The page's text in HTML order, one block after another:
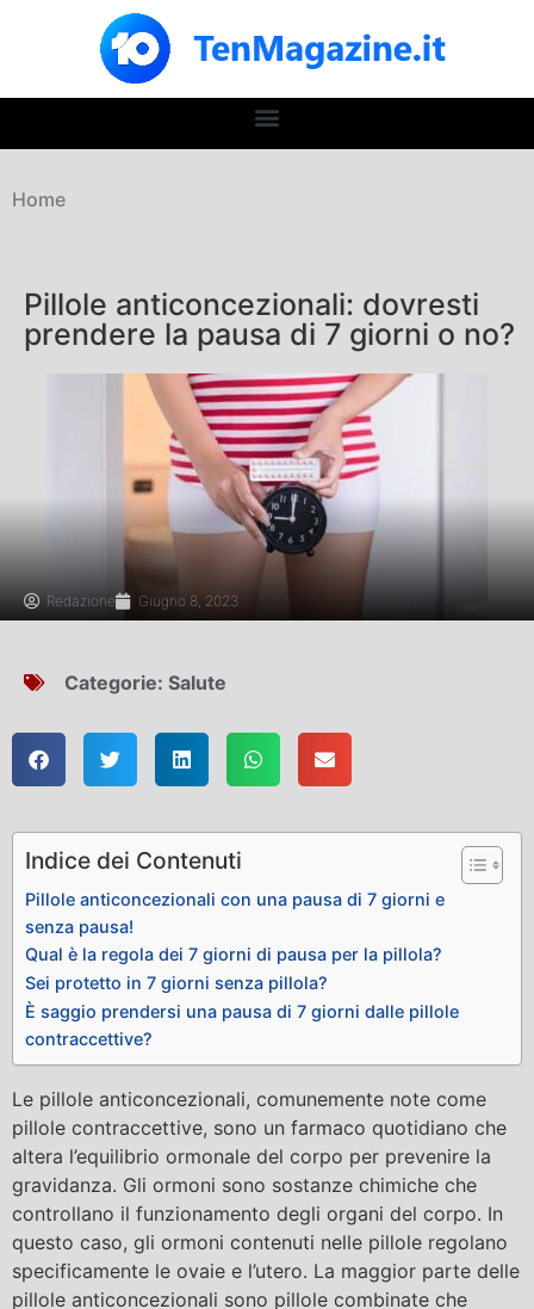
Home
Pillole anticoncezionali: dovresti
prendere la pausa di 7 giorni o no?
Redazione Giugno 8, 2023
Categorie: Salute
Indice dei Contenuti
Pillole anticoncezionali con una pausa di 7 giorni e
senza pausa!
Qual è la regola dei 7 giorni di pausa per la pillola?
Sei protetto in 7 giorni senza pillola?
È saggio prendersi una pausa di 7 giorni dalle pillole
contraccettive?
Le pillole anticoncezionali, comunemente note come
pillole contraccettive, sono un farmaco quotidiano che
altera l’equilibrio ormonale del corpo per prevenire la
gravidanza. Gli ormoni sono sostanze chimiche che
controllano il funzionamento degli organi del corpo. In
questo caso, gli ormoni contenuti nelle pillole regolano
specificamente le ovaie e l’utero. La maggior parte delle
pillole anticoncezionali sono pillole combinate che